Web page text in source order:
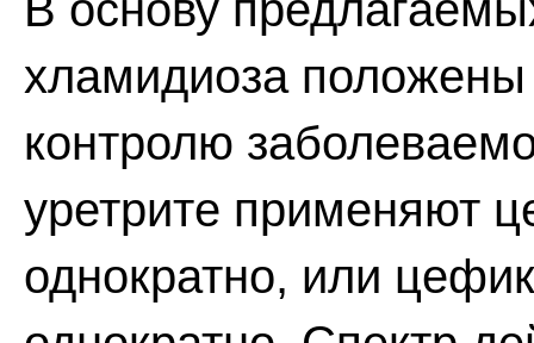
хламидиоза
контролю
уретрите применяют
однократно, или